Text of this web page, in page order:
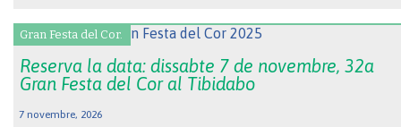
Gran Festa del Cor.
Reserva la data: dissabte 7 de novembre, 32a
Gran Festa del Cor al Tibidabo
7 novembre, 2026